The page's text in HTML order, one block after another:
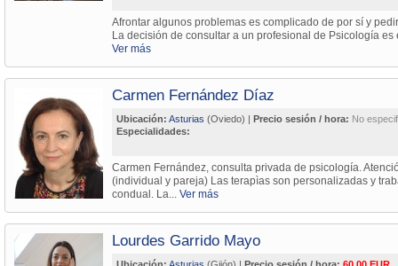
Afrontar algunos problemas es complicado de por sí y
La decisión de consultar a un profesional de Psicología
Ver más
Carmen Fernández Díaz
Ubicación: Asturias (Oviedo) | Precio sesión / hora: No
Especialidades:
Carmen Fernández, consulta privada de psicología.
(individual y pareja) Las terapìas son personalizadas y
condual. La... Ver más
Lourdes Garrido Mayo